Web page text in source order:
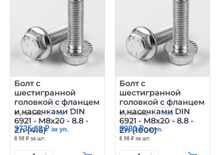
Болт с
шестигранной
головкой с фланцем
и насечками DIN
6921 - М8х20 - 8.8 -
Zn (416)
В упаковке: 416
3735.68 ₽ за уп.
8.98 ₽ за шт.
Болт с
шестигранной
головкой с фланцем
и насечками DIN
6921 - М8х20 - 8.8 -
Zn (1000)
В упаковке: 1000
8980 ₽за уп.
8.98 ₽ за шт.